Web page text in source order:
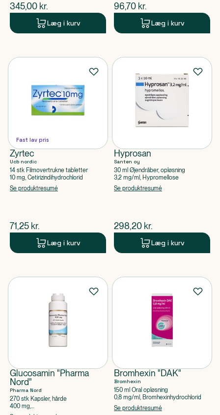
$nuværende pris
345,00 kr.
Læg i kurv
$nuværende pris
96,70 kr.
Læg i kurv
Fast lav pris
Zyrtec
Ucb nordic
14 stk Filmovertrukne tabletter
10 mg, Cetirizindihydrochlorid
Se produktresumé
$nuværende pris
71,25 kr.
Læg i kurv
Hyprosan
Santen oy
30 ml Øjendråber, opløsning
3,2 mg/ml, Hypromellose
Se produktresumé
$nuværende pris
298,20 kr.
Læg i kurv
Glucosamin "Pharma
Nord"
Pharma Nord
270 stk Kapsler, hårde
400 mg,
Bromhexin "DAK"
Bromhexin
150 ml Oral opløsning
0,8 mg/ml, Bromhexinhydrochlorid
Se produktresumé